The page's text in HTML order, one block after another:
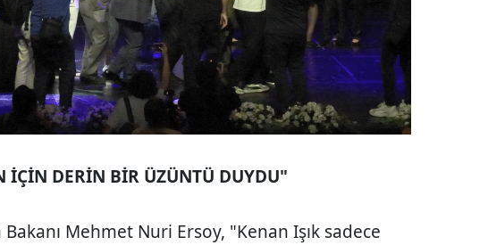
İÇİN DERİN BİR ÜZÜNTÜ DUYDU"
Mehmet Nuri Ersoy, "Kenan Işık sadece